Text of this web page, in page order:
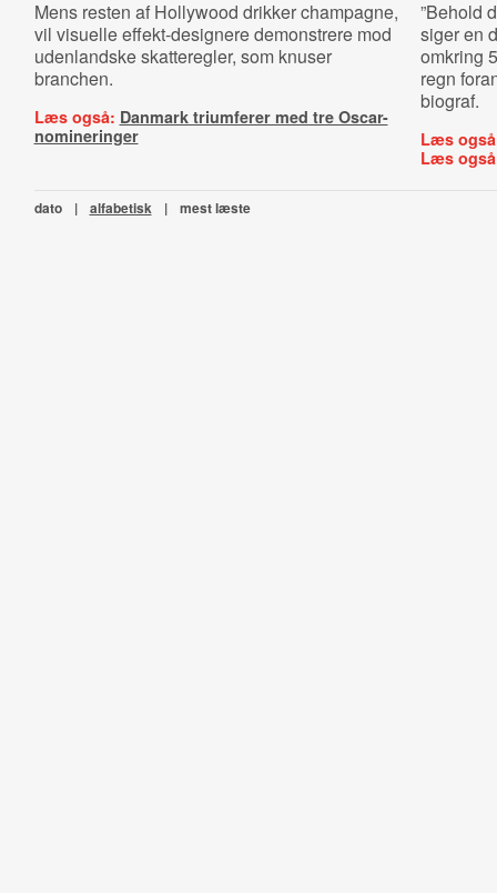
Mens resten af Hollywood drikker champagne,
vil visuelle effekt-designere demonstrere mod
udenlandske skatteregler, som knuser
branchen.
Læs også: Danmark triumferer med tre Oscar-
nomineringer
”Behold
siger en
omkring
regn
biograf.
Læs
Læs
dato | alfabetisk | mest læste